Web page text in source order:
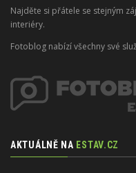
Najděte si přátele se stejným
interiéry.
Fotoblog nabízí všechny své
AKTUÁLNĚ NA ESTAV.CZ